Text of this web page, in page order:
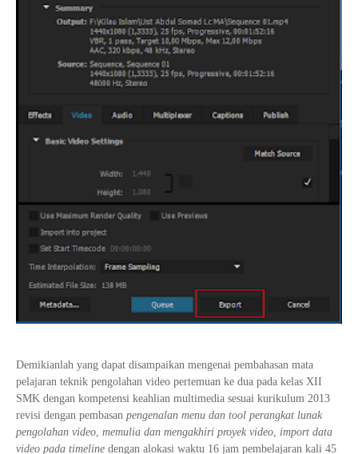
Demikianlah yang dapat disampaikan mengenai pembahasan mata
pelajaran teknik pengolahan video pertemuan ke dua pada kelas XII
SMK dengan kompetensi keahlian multimedia sesuai kurikulum 2013
revisi dengan pembasan pengenalan menu dan tool perangkat lunak
pengolahan video, memulia dan mengakhiri proyek video, import data
video pada timeline dengan alokasi waktu 16 jam pembelajaran kali 45